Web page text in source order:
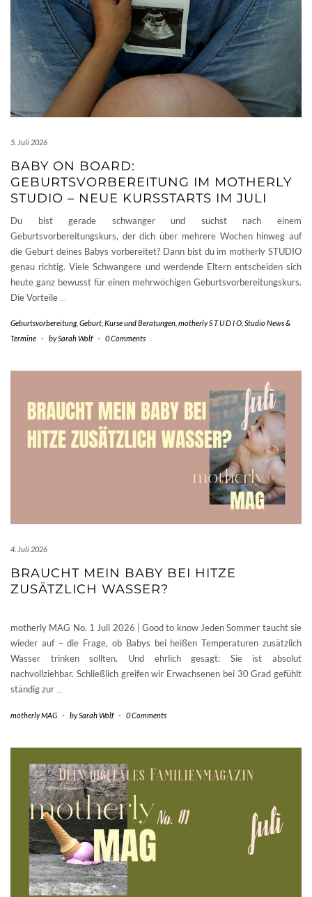
5. Juli 2026
BABY ON BOARD:
GEBURTSVORBEREITUNG IM MOTHERLY
STUDIO – NEUE KURSSTARTS IM JULI
Du bist gerade schwanger und suchst nach einem
Geburtsvorbereitungskurs, der dich über mehrere Wochen hinweg auf
die Geburt deines Babys vorbereitet? Dann bist du im motherly STUDIO
genau richtig. Viele Schwangere und werdende Eltern entscheiden sich
heute ganz bewusst für einen mehrwöchigen Geburtsvorbereitungskurs.
Die Vorteile
Geburtsvorbereitung, Geburt Kurse und Beratungen motherly S T U D I O Studio News &
Termine - bySarah Wolf - 0 Comments
4. Juli 2026
BRAUCHT MEIN BABY BEI HITZE
ZUSÄTZLICH WASSER?
motherly MAG No. 1 Juli 2026 | Good to know Jeden Sommer taucht sie
wieder auf – die Frage, ob Babys bei heißen Temperaturen zusätzlich
Wasser trinken sollten. Und ehrlich gesagt: Sie ist absolut
nachvollziehbar. Schließlich greifen wir Erwachsenen bei 30 Grad gefühlt
ständig zur
motherly MAG - bySarah Wolf - 0 Comments